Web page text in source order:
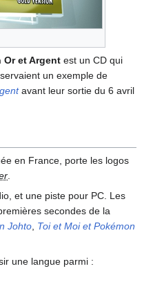
Or et Argent est un CD qui
un exemple de
avant leur sortie du 6 avril
en France, porte les logos
et une piste pour PC. Les
secondes de la
Johto Toi et Moi et Pokémon
une langue parmi :